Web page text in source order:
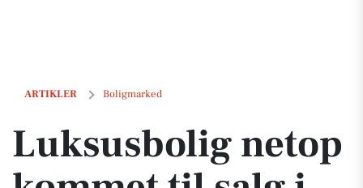
ARTIKLER Boligmarked
Luksusbolig netop kommet til salg i Ans By: Se hvad du skal smide
Luksusbolig netop